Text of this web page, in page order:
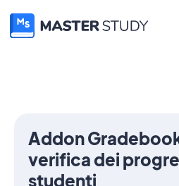
Addon
verifica dei
studenti